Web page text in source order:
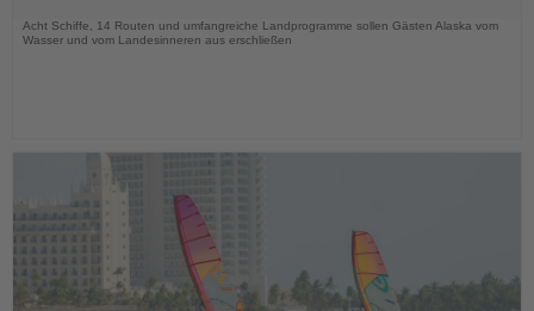
Acht Schiffe, 14 Routen und umfangreiche Landprogramme sollen Gästen Alaska vom
Wasser und vom Landesinneren aus erschließen